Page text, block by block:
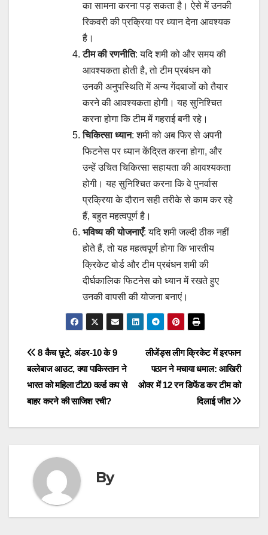
का सामना करना पड़ सकता है। ऐसे में उनकी
रिकवरी की प्रक्रिया पर ध्यान देना आवश्यक
है।
टीम की रणनीति: यदि शमी को और समय की
आवश्यकता होती है, तो टीम प्रबंधन को
उनकी अनुपस्थिति में अन्य गेंदबाजों को तैयार
करने की आवश्यकता होगी। यह सुनिश्चित
करना होगा कि टीम में गहराई बनी रहे।
चिकित्सा ध्यान: शमी को अब फिर से अपनी
फिटनेस पर ध्यान केंद्रित करना होगा, और
उन्हें उचित चिकित्सा सहायता की आवश्यकता
होगी। यह सुनिश्चित करना कि वे पुनर्वास
प्रक्रिया के दौरान सही तरीके से काम कर रहे
हैं, बहुत महत्वपूर्ण है।
भविष्य की योजनाएँ: यदि शमी जल्दी ठीक नहीं
होते हैं, तो यह महत्वपूर्ण होगा कि भारतीय
क्रिकेट बोर्ड और टीम प्रबंधन शमी की
दीर्घकालिक फिटनेस को ध्यान में रखते हुए
उनकी वापसी की योजना बनाएं।
Post
navigation
लीजेंड्स लीग क्रिकेट में इरफान
पठान ने मचाया धमाल: आखिरी
ओवर में 12 रन डिफेंड कर टीम को
दिलाई जीत
8 कैच छूटे, अंडर-10 के 9
बल्लेबाज आउट, क्या पाकिस्तान ने
भारत को महिला टी20 वर्ल्ड कप से
बाहर करने की साजिश रची?
By